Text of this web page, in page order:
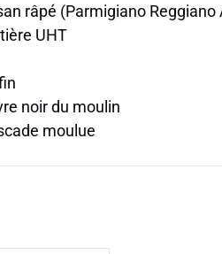
râpé (Parmigiano Reggiano
UHT
noir du moulin
moulue